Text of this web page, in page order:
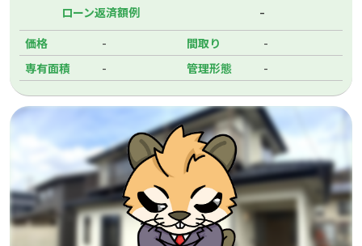
ローン返済額例 -
価格 - 間取り -
専有面積 - 管理形態 -